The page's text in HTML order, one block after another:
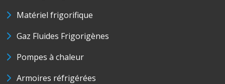
Matériel frigorifique
Gaz Fluides Frigorigènes
Pompes à chaleur
Armoires réfrigérées